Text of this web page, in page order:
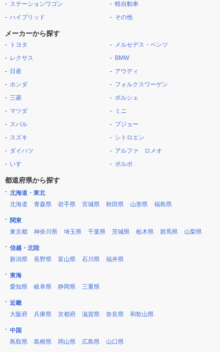
ステーションワゴン
ハイブリッド
軽自動車
その他
メーカーから探す
トヨタ
レクサス
日産
ホンダ
三菱
マツダ
スバル
スズキ
ダイハツ
いすゞ
メルセデス・ベンツ
BMW
アウディ
フォルクスワーゲン
ポルシェ
ミニ
プジョー
シトロエン
アルファ ロメオ
ボルボ
都道府県から探す
北海道・東北
北海道
青森県 岩手県 宮城県 秋田県 山形県 福島県
関東
東京都
神奈川県 埼玉県 千葉県 茨城県 栃木県 群馬県 山梨県
信越・北陸
新潟県
長野県 富山県 石川県 福井県
東海
愛知県
岐阜県 静岡県 三重県
近畿
大阪府
兵庫県 京都府 滋賀県 奈良県 和歌山県
中国
鳥取県
島根県 岡山県 広島県 山口県